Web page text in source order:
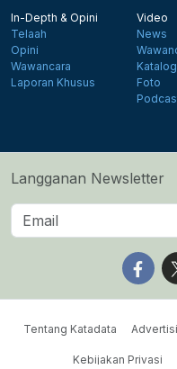
In-Depth & Opini
Telaah
Opini
Wawancara
Laporan Khusus
Video
News
Foto
Langganan Newsletter
Tentang Katadata
Kebijakan Privasi